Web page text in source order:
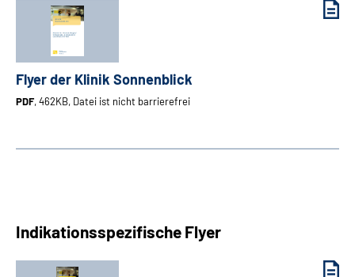
Flyer der Klinik Sonnenblick
PDF, 462KB, Datei ist nicht barrierefrei
Indikationsspezifische Flyer